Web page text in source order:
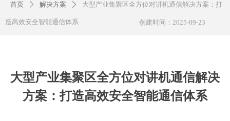
大型产业集聚区全方位对讲机通信解决
方案：打造高效安全智能通信体系
首页 ꄲ 解决方案 ꄲ 大型产业集聚区全方位对讲机通信解决方案：打
造高效安全智能通信体系 创建时间： 2025-09-23